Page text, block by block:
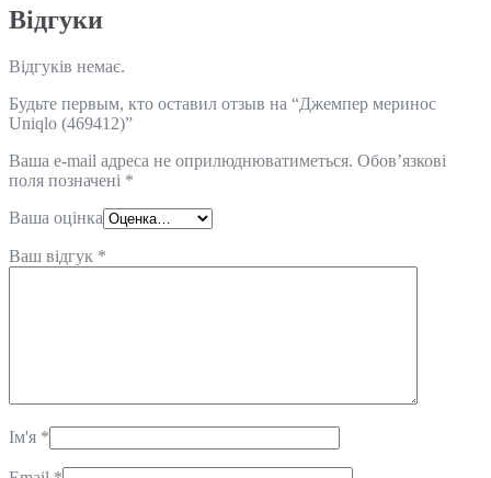
Відгуки
Відгуків немає.
Будьте первым, кто оставил отзыв на “Джемпер меринос
Uniqlo (469412)”
Ваша e-mail адреса не оприлюднюватиметься. Обов’язкові
поля позначені *
Ваша оцінка
Ваш відгук *
Ім'я *